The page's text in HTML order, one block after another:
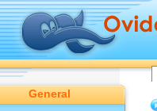
Tout le site
Utilisateur
Fonctionnalités d'Ovidentia
Agenda
General